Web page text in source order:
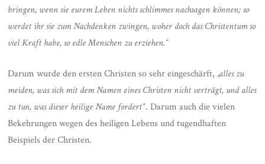
bringen, wenn sie eurem Leben nichts schlimmes nachsagen können; so
werdet ihr sie zum Nachdenken zwingen, woher doch das Christentum so
viel Kraft habe, so edle Menschen zu erziehen.“
Darum wurde den ersten Christen so sehr eingeschärft,„alles zu
meiden, was sich mit dem Namen eines Christen nicht verträgt, und alles
zu tun, was dieser heilige Name fordert“. Darum auch die vielen
Bekehrungen wegen des heiligen Lebens und tugendhaften
Beispiels der Christen.